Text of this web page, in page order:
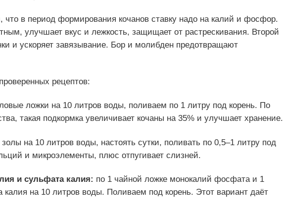
что в период формирования кочанов ставку надо на калий и фосфор.
улучшает вкус и лежкость, защищает от растрескивания. Второй
и ускоряет завязывание. Бор и молибден предотвращают
рецептов:
ложки на 10 литров воды, поливаем по 1 литру под корень. По
такая подкормка увеличивает кочаны на 35% и улучшает хранение.
золы на 10 литров воды, настоять сутки, поливать по 0,5–1 литру под
и микроэлементы, плюс отпугивает слизней.
и сульфата калия: по 1 чайной ложке монокалий фосфата и 1
калия на 10 литров воды. Поливаем под корень. Этот вариант даёт